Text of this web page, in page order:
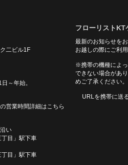
二ビル1F
～年始。
営業時間詳細はこちら
い
目」駅下車
目」駅下車
フローリストKT
最新のお知らせを
お越しの際にご利
※携帯の機種によ
できない場合があ
めご了承ください。
URLを携帯に送